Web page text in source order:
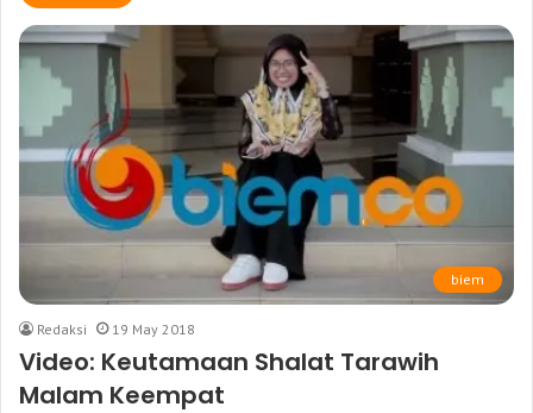
biem
Redaksi 19 May 2018
Video: Keutamaan Shalat Tarawih
Malam Keempat